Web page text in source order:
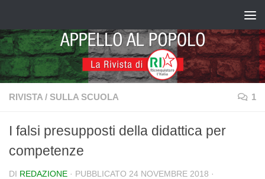
RIVISTA / SULLA SCUOLA 1
I falsi presupposti della didattica per
competenze
DI REDAZIONE · PUBBLICATO 24 NOVEMBRE 2018 ·